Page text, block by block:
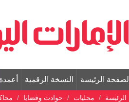
الصفحة الرئيسة النسخة الرقمية أعمدة
الرئيسة محليات حوادث وقضايا